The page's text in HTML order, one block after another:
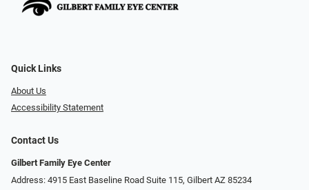
Quick Links
About Us
Accessibility Statement
Contact Us
Gilbert Family Eye Center
Address: 4915 East Baseline Road Suite 115​​​​, Gilbert AZ 85234